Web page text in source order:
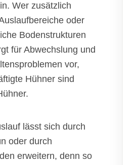
Wer zusätzlich
oder
Bodenstrukturen
für Abwechslung und
vor,
Hühner sind
lässt sich durch
oder durch
erweitern, denn so